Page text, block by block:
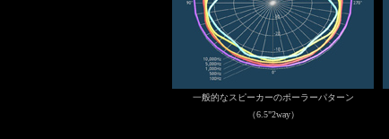
一般的なスピーカーのポーラーパターン
（6.5"2way）